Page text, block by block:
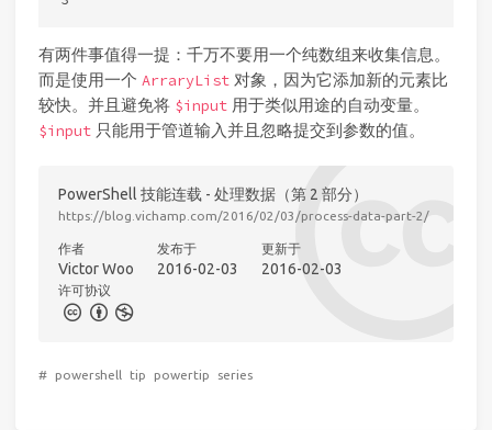
有两件事值得一提：千万不要用一个纯数组来收集信息。
而是使用一个 ArraryList 对象，因为它添加新的元素比
较快。并且避免将 $input 用于类似用途的自动变量。
$input 只能用于管道输入并且忽略提交到参数的值。
PowerShell 技能连载 - 处理数据（第 2 部分）
https://blog.vichamp.com/2016/02/03/process-data-part-2/
作者
Victor Woo
发布于
2016-02-03
更新于
2016-02-03
许可协议
# powershell tip powertip series